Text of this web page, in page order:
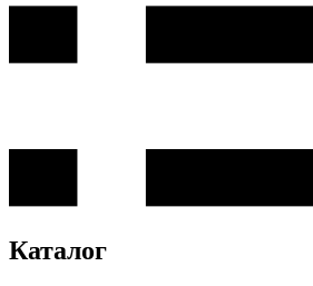
Каталог